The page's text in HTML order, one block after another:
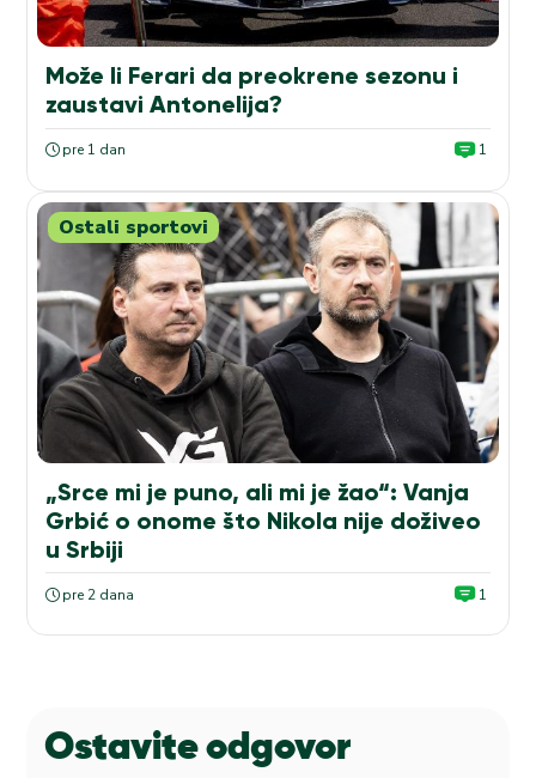
Može li Ferari da preokrene sezonu i
zaustavi Antonelija?
pre 1 dan 1
Ostali sportovi
„Srce mi je puno, ali mi je žao“: Vanja
Grbić o onome što Nikola nije doživeo
u Srbiji
pre 2 dana 1
Ostavite odgovor